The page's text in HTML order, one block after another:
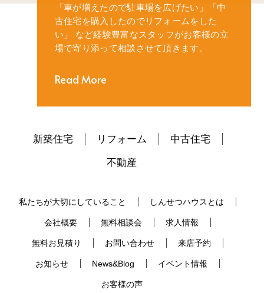
「車が増えたので駐車場を広げたい」
「中
古住宅を購入したのでリフォームをした
い」
など経験豊富なスタッフがお客様の立
場で寄り添って相談させて頂きます。
Read More
新築住宅 リフォーム
中古住宅
不動産
私たちが大切にしていること しんせつハウスとは
会社概要 無料相談会 求人情報
無料お見積り お問い合わせ 来店予約
お知らせ News&Blog イベント情報
お客様の声